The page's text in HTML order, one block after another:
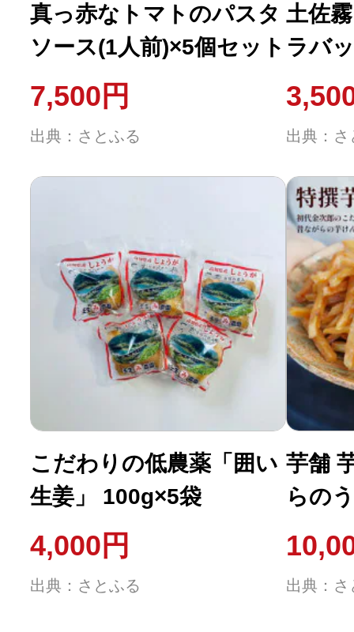
真っ赤なトマトのパスタ
ソース(1人前)×5個セット
7,500円
出典：さとふる
土佐
ラバ
茶・
和紅
茶)
出典：さ
こだわりの低農薬「囲い
生姜」 100g×5袋
4,000円
出典：さとふる
芋舗
らの
箱入
出典：さ